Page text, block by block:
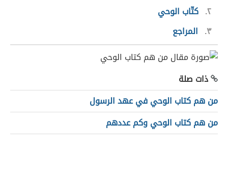
٢ كتّاب الوحي
٣
المراجع
ذات صلة
من هم كتاب الوحي في عهد الرسول
من هم كتاب الوحي وكم عددهم